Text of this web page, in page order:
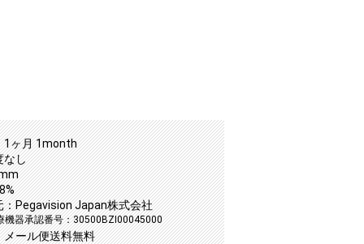
1ヶ月 1month
なし
：Pegavision Japan株式会社
機器承認番号：30500BZI00045000
メール便送料無料